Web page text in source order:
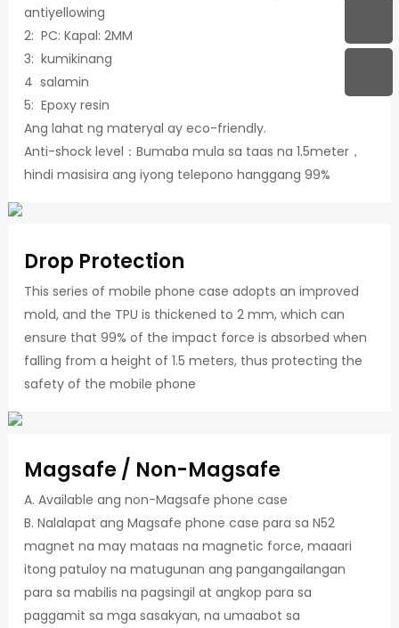
antiyellowing
2: PC: Kapal: 2MM
3: kumikinang
4 salamin
5: Epoxy resin
Ang lahat ng materyal ay eco-friendly.
Anti-shock level：Bumaba mula sa taas na 1.5meter，
hindi masisira ang iyong telepono hanggang 99%
Drop Protection
This series of mobile phone case adopts an improved
mold, and the TPU is thickened to 2 mm, which can
ensure that 99% of the impact force is absorbed when
falling from a height of 1.5 meters, thus protecting the
safety of the mobile phone
Magsafe / Non-Magsafe
A. Available ang non-Magsafe phone case
B. Nalalapat ang Magsafe phone case para sa N52
magnet na may mataas na magnetic force, maaari
itong patuloy na matugunan ang pangangailangan
para sa mabilis na pagsingil at angkop para sa
paggamit sa mga sasakyan, na umaabot sa